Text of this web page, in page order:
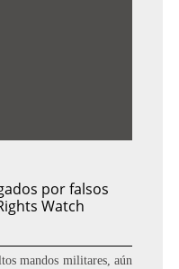
por falsos
Watch
mandos militares, aún